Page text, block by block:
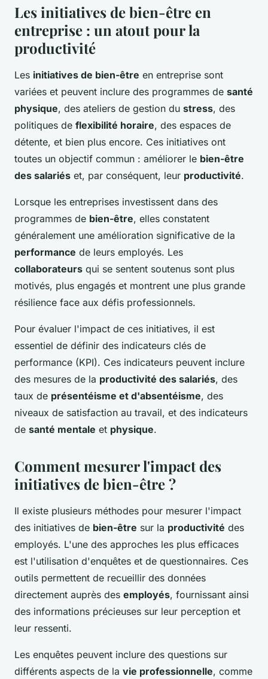
Les initiatives de bien-être en
entreprise : un atout pour la
productivité
Les initiatives de bien-être en entreprise sont
variées et peuvent inclure des programmes de santé
physique, des ateliers de gestion du stress, des
politiques de flexibilité horaire, des espaces de
détente, et bien plus encore. Ces initiatives ont
toutes un objectif commun : améliorer le bien-être
des salariés et, par conséquent, leur productivité.
Lorsque les entreprises investissent dans des
programmes de bien-être, elles constatent
généralement une amélioration significative de la
performance de leurs employés. Les
collaborateurs qui se sentent soutenus sont plus
motivés, plus engagés et montrent une plus grande
résilience face aux défis professionnels.
Pour évaluer l'impact de ces initiatives, il est
essentiel de définir des indicateurs clés de
performance (KPI). Ces indicateurs peuvent inclure
des mesures de la productivité des salariés, des
taux de présentéisme et d'absentéisme, des
niveaux de satisfaction au travail, et des indicateurs
de santé mentale et physique.
Comment mesurer l'impact des
initiatives de bien-être ?
Il existe plusieurs méthodes pour mesurer l'impact
des initiatives de bien-être sur la productivité des
employés. L'une des approches les plus efficaces
est l'utilisation d'enquêtes et de questionnaires. Ces
outils permettent de recueillir des données
directement auprès des employés, fournissant ainsi
des informations précieuses sur leur perception et
leur ressenti.
Les enquêtes peuvent inclure des questions sur
différents aspects de la vie professionnelle, comme